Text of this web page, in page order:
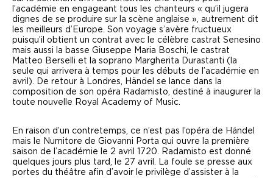
l’académie en engageant tous les chanteurs « qu’il jugera
dignes de se produire sur la scène anglaise », autrement dit
les meilleurs d’Europe. Son voyage s’avère fructueux
puisqu’il obtient un contrat avec le célèbre castrat Senesino
mais aussi la basse Giuseppe Maria Boschi, le castrat
Matteo Berselli et la soprano Margherita Durastanti (la
seule qui arrivera à temps pour les débuts de l’académie en
avril). De retour à Londres, Händel se lance dans la
composition de son opéra Radamisto, destiné à inaugurer la
toute nouvelle Royal Academy of Music.
En raison d’un contretemps, ce n’est pas l’opéra de Händel
mais le Numitore de Giovanni Porta qui ouvre la première
saison de l’académie le 2 avril 1720. Radamisto est donné
quelques jours plus tard, le 27 avril. La foule se presse aux
portes du théâtre afin d’avoir le privilège d’assister à la